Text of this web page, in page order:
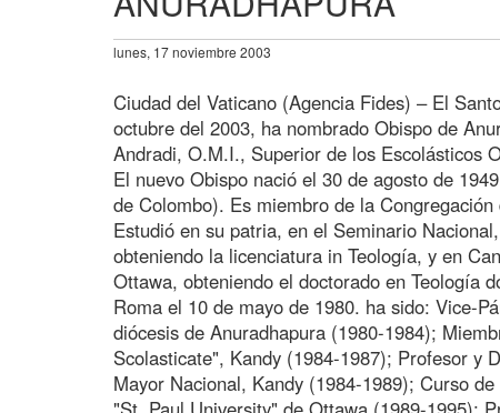
lunes, 17 noviembre 2003
Ciudad del Vaticano (Agencia Fides) – El
octubre del 2003, ha nombrado Obispo de
Andradi, O.M.I., Superior de los Escolásticos
El nuevo Obispo nació el 30 de agosto de
de Colombo). Es miembro de la
Estudió en su patria, en el Seminario
obteniendo la licenciatura in Teología, y en
Ottawa, obteniendo el doctorado en Teología
Roma el 10 de mayo de 1980. ha sido: Vice-
diócesis de Anuradhapura (1980-1984);
Scolasticate", Kandy (1984-1987); Profesor y
Mayor Nacional, Kandy (1984-1989); Curso